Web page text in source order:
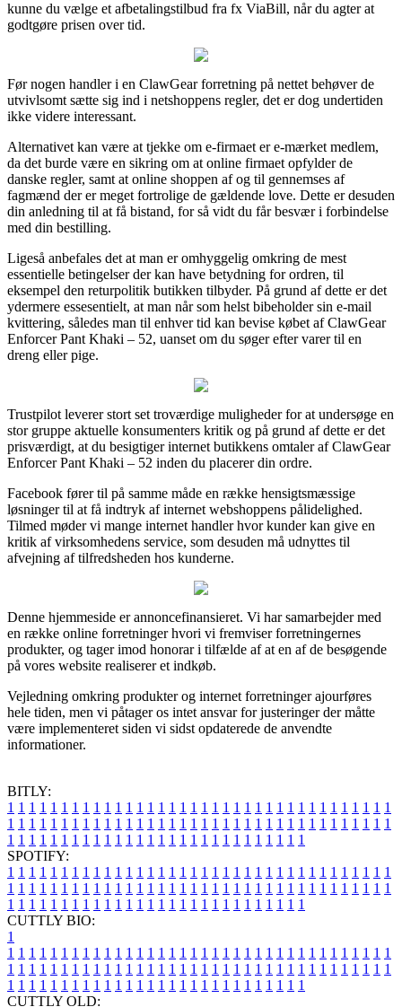
kunne du vælge et afbetalingstilbud fra fx ViaBill, når du agter at
godtgøre prisen over tid.
Før nogen handler i en ClawGear forretning på nettet behøver de
utvivlsomt sætte sig ind i netshoppens regler, det er dog undertiden
ikke videre interessant.
Alternativet kan være at tjekke om e-firmaet er e-mærket medlem,
da det burde være en sikring om at online firmaet opfylder de
danske regler, samt at online shoppen af og til gennemses af
fagmænd der er meget fortrolige de gældende love. Dette er desuden
din anledning til at få bistand, for så vidt du får besvær i forbindelse
med din bestilling.
Ligeså anbefales det at man er omhyggelig omkring de mest
essentielle betingelser der kan have betydning for ordren, til
eksempel den returpolitik butikken tilbyder. På grund af dette er det
ydermere essesentielt, at man når som helst bibeholder sin e-mail
kvittering, således man til enhver tid kan bevise købet af ClawGear
Enforcer Pant Khaki – 52, uanset om du søger efter varer til en
dreng eller pige.
Trustpilot leverer stort set troværdige muligheder for at undersøge en
stor gruppe aktuelle konsumenters kritik og på grund af dette er det
prisværdigt, at du besigtiger internet butikkens omtaler af ClawGear
Enforcer Pant Khaki – 52 inden du placerer din ordre.
Facebook fører til på samme måde en række hensigtsmæssige
løsninger til at få indtryk af internet webshoppens pålidelighed.
Tilmed møder vi mange internet handler hvor kunder kan give en
kritik af virksomhedens service, som desuden må udnyttes til
afvejning af tilfredsheden hos kunderne.
Denne hjemmeside er annoncefinansieret. Vi har samarbejder med
en række online forretninger hvori vi fremviser forretningernes
produkter, og tager imod honorar i tilfælde af at en af de besøgende
på vores website realiserer et indkøb.
Vejledning omkring produkter og internet forretninger ajourføres
hele tiden, men vi påtager os intet ansvar for justeringer der måtte
være implementeret siden vi sidst opdaterede de anvendte
informationer.
BITLY:
1 1 1 1 1 1 1 1 1 1 1 1 1 1 1 1 1 1 1 1 1 1 1 1 1 1 1 1 1 1 1 1 1 1 1 1
1 1 1 1 1 1 1 1 1 1 1 1 1 1 1 1 1 1 1 1 1 1 1 1 1 1 1 1 1 1 1 1 1 1 1 1
1 1 1 1 1 1 1 1 1 1 1 1 1 1 1 1 1 1 1 1 1 1 1 1 1 1 1 1
SPOTIFY:
1 1 1 1 1 1 1 1 1 1 1 1 1 1 1 1 1 1 1 1 1 1 1 1 1 1 1 1 1 1 1 1 1 1 1 1
1 1 1 1 1 1 1 1 1 1 1 1 1 1 1 1 1 1 1 1 1 1 1 1 1 1 1 1 1 1 1 1 1 1 1 1
1 1 1 1 1 1 1 1 1 1 1 1 1 1 1 1 1 1 1 1 1 1 1 1 1 1 1 1
CUTTLY BIO:
1
1 1 1 1 1 1 1 1 1 1 1 1 1 1 1 1 1 1 1 1 1 1 1 1 1 1 1 1 1 1 1 1 1 1 1 1
1 1 1 1 1 1 1 1 1 1 1 1 1 1 1 1 1 1 1 1 1 1 1 1 1 1 1 1 1 1 1 1 1 1 1 1
1 1 1 1 1 1 1 1 1 1 1 1 1 1 1 1 1 1 1 1 1 1 1 1 1 1 1 1
CUTTLY OLD: